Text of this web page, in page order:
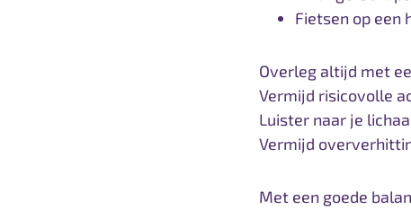
Fietsen op een
Overleg altijd met
Vermijd risicovolle
Luister naar je
Vermijd
Met een goede